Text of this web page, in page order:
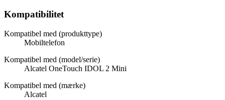
Kompatibilitet
Kompatibel med (produkttype)
Mobiltelefon
Kompatibel med (model/serie)
Alcatel OneTouch IDOL 2 Mini
Kompatibel med (mærke)
Alcatel